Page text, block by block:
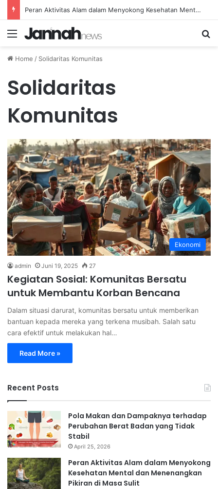
Peran Aktivitas Alam dalam Menyokong Kesehatan Mental dan Menenangkan Pikiran di Masa Sulit
Menu
Home / Solidaritas Komunitas
Solidaritas
Komunitas
Ekonomi
admin Juni 19, 2025 27
Kegiatan Sosial: Komunitas Bersatu
untuk Membantu Korban Bencana
Dalam situasi darurat, komunitas bersatu untuk memberikan
bantuan kepada mereka yang terkena musibah. Salah satu
cara efektif untuk melakukan hal…
Read More »
Recent Posts
Pola Makan dan Dampaknya terhadap
Perubahan Berat Badan yang Tidak
Stabil
April 25, 2026
Peran Aktivitas Alam dalam Menyokong
Kesehatan Mental dan Menenangkan
Pikiran di Masa Sulit